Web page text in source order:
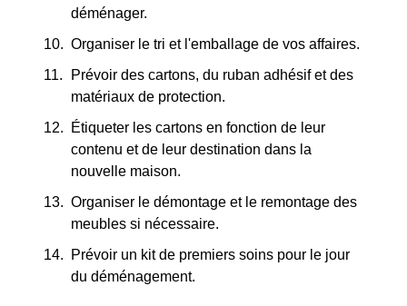
déménager.
Organiser le tri et l'emballage de vos affaires.
Prévoir des cartons, du ruban adhésif et des
matériaux de protection.
Étiqueter les cartons en fonction de leur
contenu et de leur destination dans la
nouvelle maison.
Organiser le démontage et le remontage des
meubles si nécessaire.
Prévoir un kit de premiers soins pour le jour
du déménagement.